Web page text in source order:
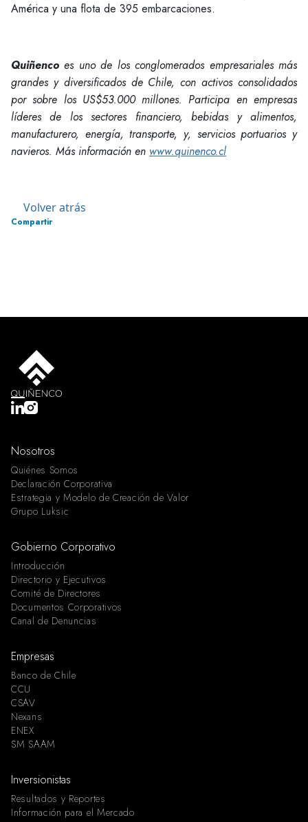
América y una flota de 395 embarcaciones.
Quiñencoes uno de los conglomerados empresariales más
grandes y diversificados de Chile, con activos consolidados
por sobre los US$53.000 millones. Participa en empresas
líderes de los sectores financiero, bebidas y alimentos,
manufacturero, energía, transporte, y, servicios portuarios y
navieros. Más información en www.quinenco.cl
Volver atrás
Compartir
Nosotros
Quiénes Somos
Declaración Corporativa
Estrategia y Modelo de Creación de Valor
Grupo Luksic
Gobierno Corporativo
Introducción
Directorio y Ejecutivos
Comité de Directores
Documentos Corporativos
Canal de Denuncias
Empresas
Banco de Chile
CCU
CSAV
Nexans
ENEX
SM SAAM
Inversionistas
Resultados y Reportes
Información para el Mercado